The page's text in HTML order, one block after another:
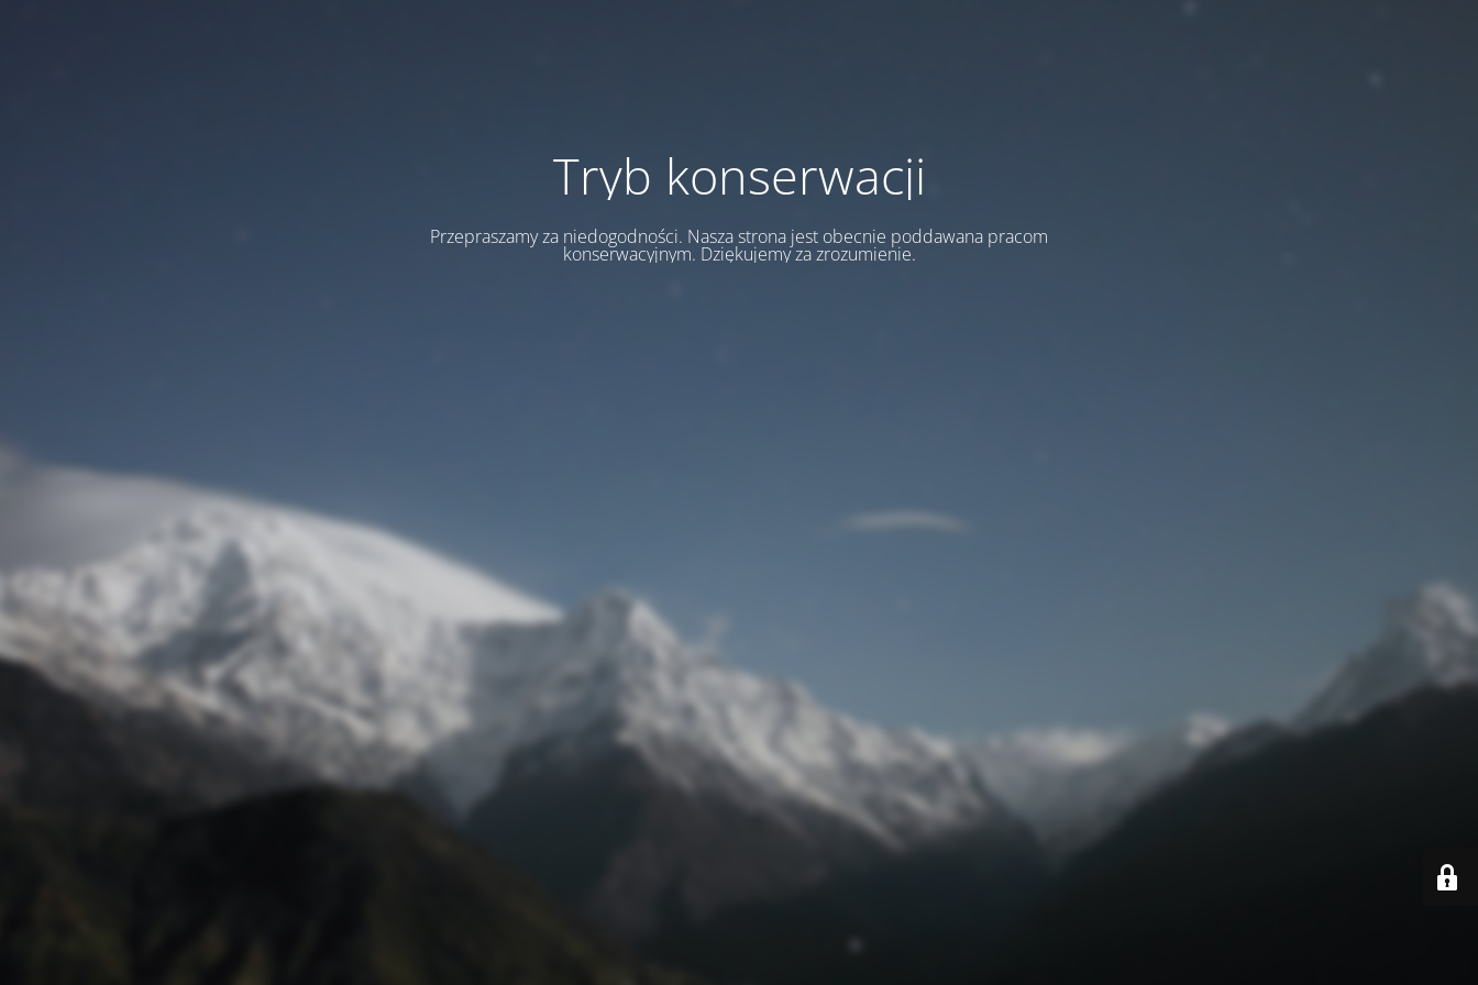
Tryb konserwacji
Przepraszamy za niedogodności. Nasza strona jest obecnie poddawana pracom
konserwacyjnym. Dziękujemy za zrozumienie.